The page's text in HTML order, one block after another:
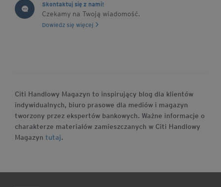
Skontaktuj się z nami!
Czekamy na Twoją wiadomość.
Dowiedz się więcej
Citi Handlowy Magazyn to inspirujący blog dla klientów
indywidualnych, biuro prasowe dla mediów i magazyn
tworzony przez ekspertów bankowych. Ważne informacje o
charakterze materiałów zamieszczanych w Citi Handlowy
Magazyn tutaj.